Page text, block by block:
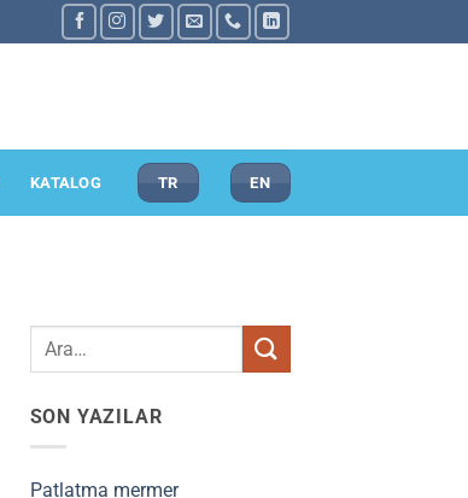
KATALOG TR EN
SON YAZILAR
Patlatma mermer